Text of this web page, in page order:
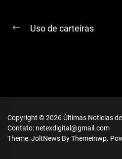
Navegação
Previous
Uso de carteiras
Copyright © 2026 Últimas Noticias
Contato: netexdigital@gmail.com
Theme: JoltNews ByThemeinwp.